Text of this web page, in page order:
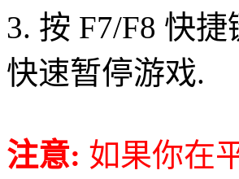
3. 按 F7/F8 快
快速暂停游戏.
注意: 如果你在